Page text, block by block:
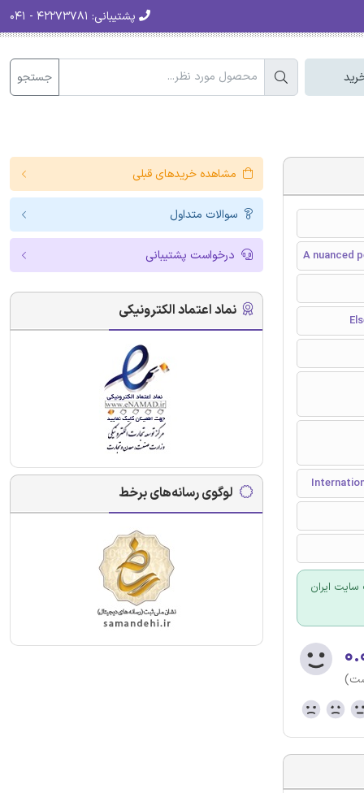
پشتیبانی:
جستجو
A nuanced
ایران
مشاهده خریدهای قبلی
سوالات متداول
درخواست پشتیبانی
نماد اعتماد الکترونیکی
لوگوی رسانه‌های برخط